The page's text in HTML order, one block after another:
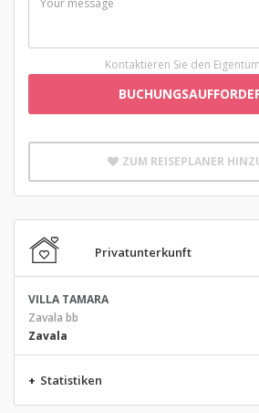
Kontaktieren Sie den
ZUM REISEPLANER
Privatunterkunft
VILLA TAMARA
Zavala bb
Zavala
+ Statistiken